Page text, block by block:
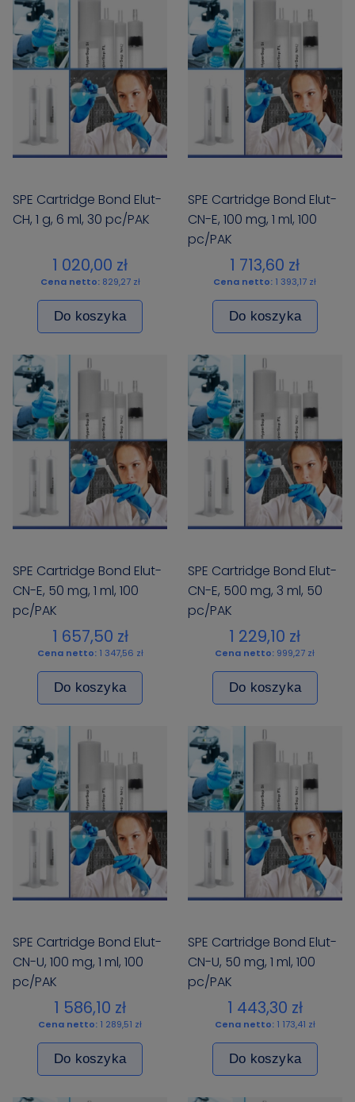
SPE Cartridge Bond Elut-
CH, 1 g, 6 ml, 30 pc/PAK
1 020,00 zł
Cena netto: 829,27 zł
Do koszyka
SPE Cartridge Bond Elut-
CN-E, 100 mg, 1 ml, 100
pc/PAK
1 713,60 zł
Cena netto: 1 393,17 zł
Do koszyka
SPE Cartridge Bond Elut-
CN-E, 50 mg, 1 ml, 100
pc/PAK
1 657,50 zł
Cena netto: 1 347,56 zł
Do koszyka
SPE Cartridge Bond Elut-
CN-E, 500 mg, 3 ml, 50
pc/PAK
1 229,10 zł
Cena netto: 999,27 zł
Do koszyka
SPE Cartridge Bond Elut-
CN-U, 100 mg, 1 ml, 100
pc/PAK
1 586,10 zł
Cena netto: 1 289,51 zł
Do koszyka
SPE Cartridge Bond Elut-
CN-U, 50 mg, 1 ml, 100
pc/PAK
1 443,30 zł
Cena netto: 1 173,41 zł
Do koszyka